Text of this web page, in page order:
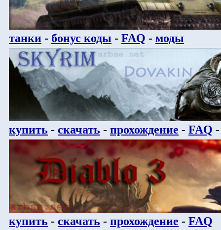
танки - бонус коды - FAQ - моды
купить - скачать - прохождение - FAQ
купить - скачать - прохождение - FAQ